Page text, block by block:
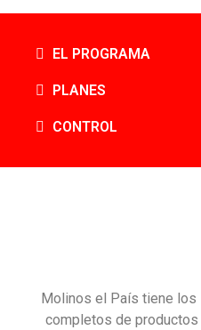
EL PROGRAMA
PLANES
CONTROL
Molinos el País tiene
completos de